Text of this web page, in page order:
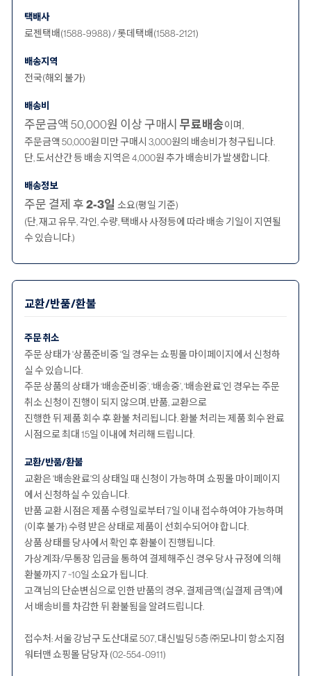
택배사
로젠택배(1588-9988) / 롯데택배(1588-2121)
배송지역
전국(해외 불가)
배송비
주문금액 50,000원 이상 구매시 무료배송이며,
주문금액 50,000원 미만 구매시 3,000원의 배송비가 청구됩니다.
단, 도서산간 등 배송 지역은 4,000원 추가 배송비가 발생합니다.
배송정보
주문 결제 후2-3일 소요(평일 기준)
(단, 재고 유무, 각인, 수량, 택배사 사정등에 따라 배송 기일이 지연될
수 있습니다.)
교환/반품/환불
주문 취소
주문 상태가 '상품준비중 '일 경우는 쇼핑몰 마이페이지에서 신청하
실 수 있습니다.
주문 상품의 상태가 ‘배송준비중’, ‘배송중’, ‘배송완료’인 경우는 주문
취소 신청이 진행이 되지 않으며, 반품, 교환으로
진행한 뒤 제품 회수 후 환불 처리됩니다. 환불 처리는 제품 회수 완료
시점으로 최대 15일 이내에 처리해 드립니다.
교환/반품/환불
교환은 '배송완료'의 상태일 때 신청이 가능하며 쇼핑몰 마이페이지
에서 신청하실 수 있습니다.
반품 교환 시점은 제품 수령일로부터 7일 이내 접수하여야 가능하며
(이후 불가) 수령 받은 상태로 제품이 선회수되어야 합니다.
상품 상태를 당사에서 확인 후 환불이 진행됩니다.
가상계좌/무통장 입금을 통하여 결제해주신 경우 당사 규정에 의해
환불까지 7 ~10일 소요가 됩니다.
고객님의 단순변심으로 인한 반품의 경우, 결제금액(실결제 금액)에
서 배송비를 차감한 뒤 환불됨을 알려드립니다.
접수처: 서울 강남구 도산대로 507, 대신빌딩 5층 ㈜모나미 항소지점
워터맨 쇼핑몰 담당자 (02-554-0911)